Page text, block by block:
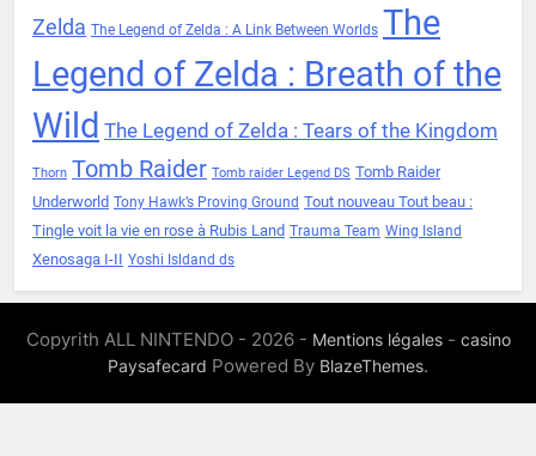
Zelda The Legend of Zelda : A Link Between Worlds The
Legend of Zelda : Breath of the
Wild The Legend of Zelda : Tears of the Kingdom
Thorn Tomb Raider Tomb raider Legend DS Tomb Raider
Underworld Tony Hawk’s Proving Ground Tout nouveau Tout beau :
Tingle voit la vie en rose à Rubis Land Trauma Team Wing Island
Xenosaga I-II Yoshi Isldand ds
Copyrith ALL NINTENDO - 2026 - Mentions légales- casino
Paysafecard Powered By BlazeThemes.